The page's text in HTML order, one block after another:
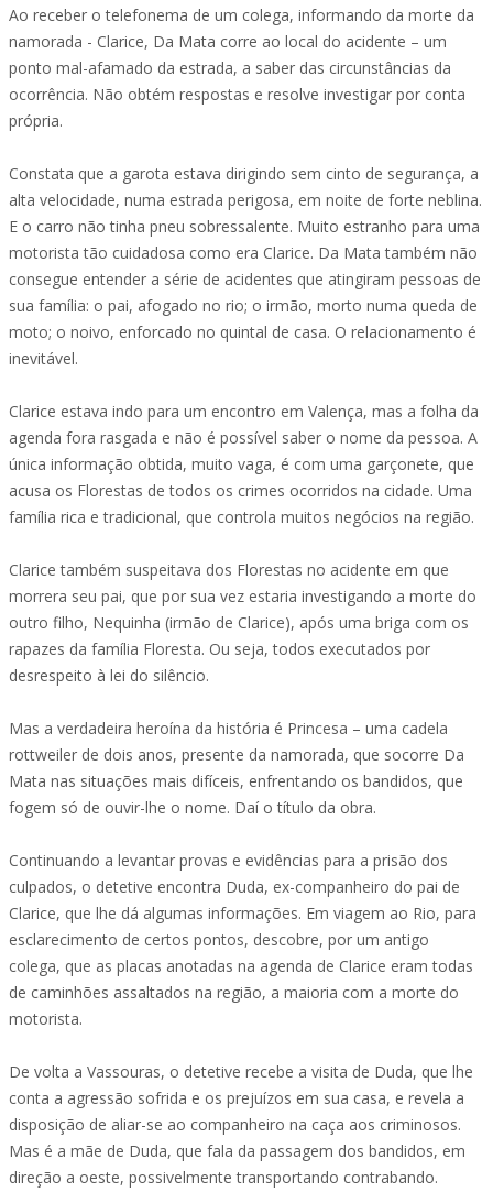
Ao receber o telefonema de um colega, informando da morte da
namorada - Clarice, Da Mata corre ao local do acidente – um
ponto mal-afamado da estrada, a saber das circunstâncias da
ocorrência. Não obtém respostas e resolve investigar por conta
própria.
Constata que a garota estava dirigindo sem cinto de segurança, a
alta velocidade, numa estrada perigosa, em noite de forte neblina.
E o carro não tinha pneu sobressalente. Muito estranho para uma
motorista tão cuidadosa como era Clarice. Da Mata também não
consegue entender a série de acidentes que atingiram pessoas de
sua família: o pai, afogado no rio; o irmão, morto numa queda de
moto; o noivo, enforcado no quintal de casa. O relacionamento é
inevitável.
Clarice estava indo para um encontro em Valença, mas a folha da
agenda fora rasgada e não é possível saber o nome da pessoa. A
única informação obtida, muito vaga, é com uma garçonete, que
acusa os Florestas de todos os crimes ocorridos na cidade. Uma
família rica e tradicional, que controla muitos negócios na região.
Clarice também suspeitava dos Florestas no acidente em que
morrera seu pai, que por sua vez estaria investigando a morte do
outro filho, Nequinha (irmão de Clarice), após uma briga com os
rapazes da família Floresta. Ou seja, todos executados por
desrespeito à lei do silêncio.
Mas a verdadeira heroína da história é Princesa – uma cadela
rottweiler de dois anos, presente da namorada, que socorre Da
Mata nas situações mais difíceis, enfrentando os bandidos, que
fogem só de ouvir-lhe o nome. Daí o título da obra.
Continuando a levantar provas e evidências para a prisão dos
culpados, o detetive encontra Duda, ex-companheiro do pai de
Clarice, que lhe dá algumas informações. Em viagem ao Rio, para
esclarecimento de certos pontos, descobre, por um antigo
colega, que as placas anotadas na agenda de Clarice eram todas
de caminhões assaltados na região, a maioria com a morte do
motorista.
De volta a Vassouras, o detetive recebe a visita de Duda, que lhe
conta a agressão sofrida e os prejuízos em sua casa, e revela a
disposição de aliar-se ao companheiro na caça aos criminosos.
Mas é a mãe de Duda, que fala da passagem dos bandidos, em
direção a oeste, possivelmente transportando contrabando.